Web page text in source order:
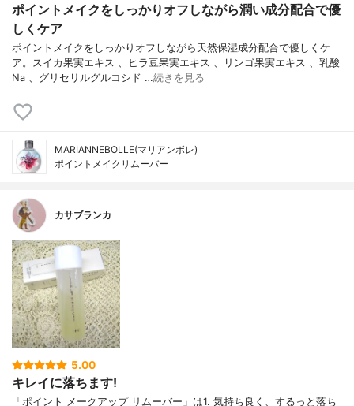
ポイントメイクをしっかりオフしながら潤い成分配合で優
しくケア
ポイントメイクをしっかりオフしながら天然保湿成分配合で優しくケ
ア。スイカ果実エキス 、ヒラ豆果実エキス 、リンゴ果実エキス 、乳酸
Na 、グリセリルグルコシド …続きを見る
MARIANNEBOLLE(マリアンボレ)
ポイントメイクリムーバー
カサブランカ
5.00
キレイに落ちます!
「ポイント メークアップ リムーバー」は1. 気持ち良く、するっと落ち